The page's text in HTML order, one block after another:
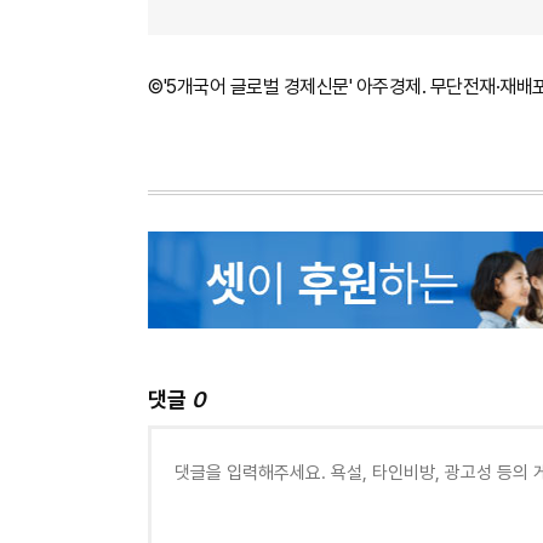
©'5개국어 글로벌 경제신문' 아주경제. 무단전재·재배
댓글 0